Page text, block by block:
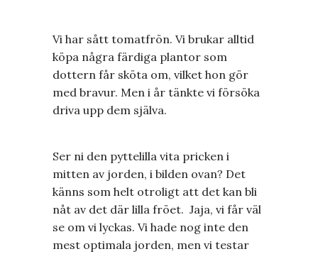
Vi har sått tomatfrön. Vi brukar alltid
köpa några färdiga plantor som
dottern får sköta om, vilket hon gör
med bravur. Men i år tänkte vi försöka
driva upp dem själva.
Ser ni den pyttelilla vita pricken i
mitten av jorden, i bilden ovan? Det
känns som helt otroligt att det kan bli
nåt av det där lilla fröet. Jaja, vi får väl
se om vi lyckas. Vi hade nog inte den
mest optimala jorden, men vi testar